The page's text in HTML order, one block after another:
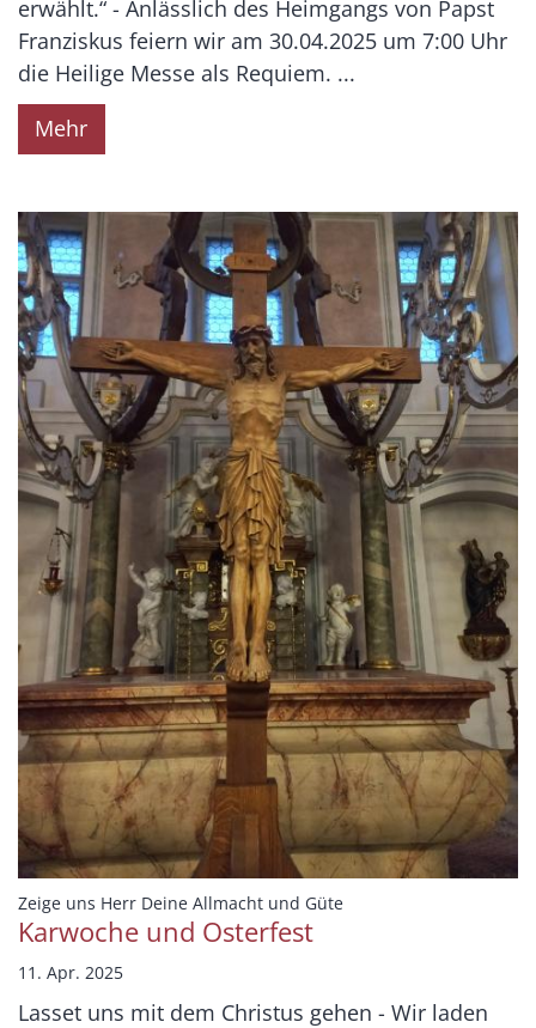
erwählt.“ - Anlässlich des Heimgangs von Papst
Franziskus feiern wir am 30.04.2025 um 7:00 Uhr
die Heilige Messe als Requiem. ...
Mehr
Zeige uns Herr Deine Allmacht und Güte:
Karwoche und Osterfest
11. Apr. 2025
Lasset uns mit dem Christus gehen - Wir laden